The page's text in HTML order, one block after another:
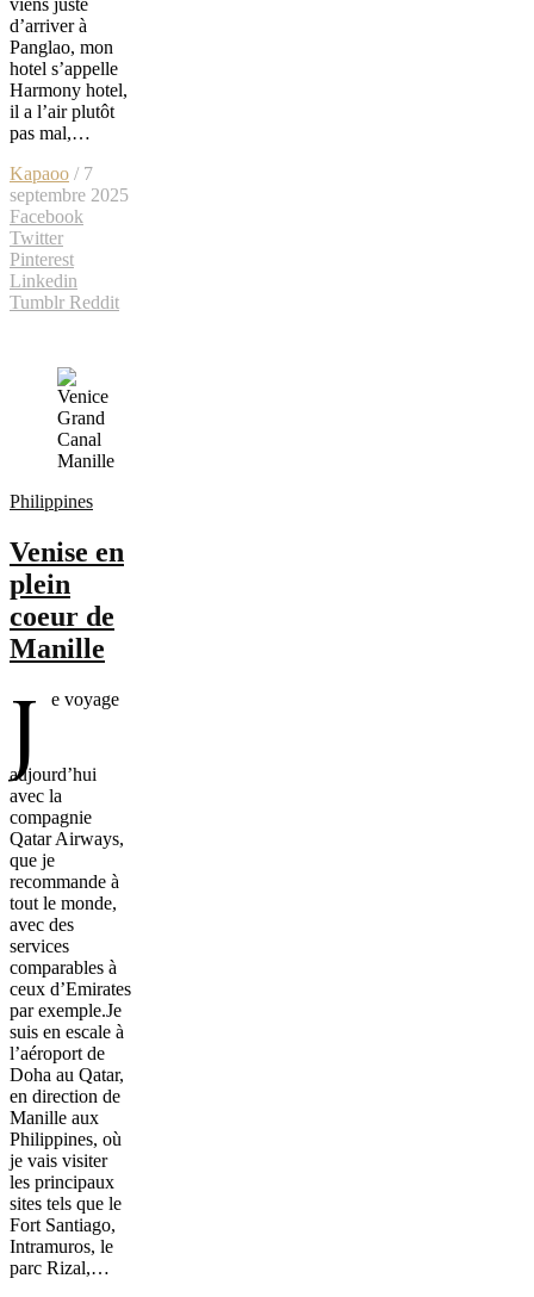
viens juste
d’arriver à
Panglao, mon
hotel s’appelle
Harmony hotel,
il a l’air plutôt
pas mal,…
Kapaoo / 7
septembre 2025
Facebook
Twitter
Pinterest
Linkedin
Tumblr Reddit
Philippines
Venise en
plein
coeur de
Manille
J e voyage
aujourd’hui
avec la
compagnie
Qatar Airways,
que je
recommande à
tout le monde,
avec des
services
comparables à
ceux d’Emirates
par exemple.Je
suis en escale à
l’aéroport de
Doha au Qatar,
en direction de
Manille aux
Philippines, où
je vais visiter
les principaux
sites tels que le
Fort Santiago,
Intramuros, le
parc Rizal,…